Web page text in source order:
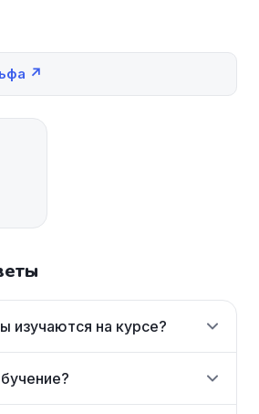
↗
изучаются на курсе?